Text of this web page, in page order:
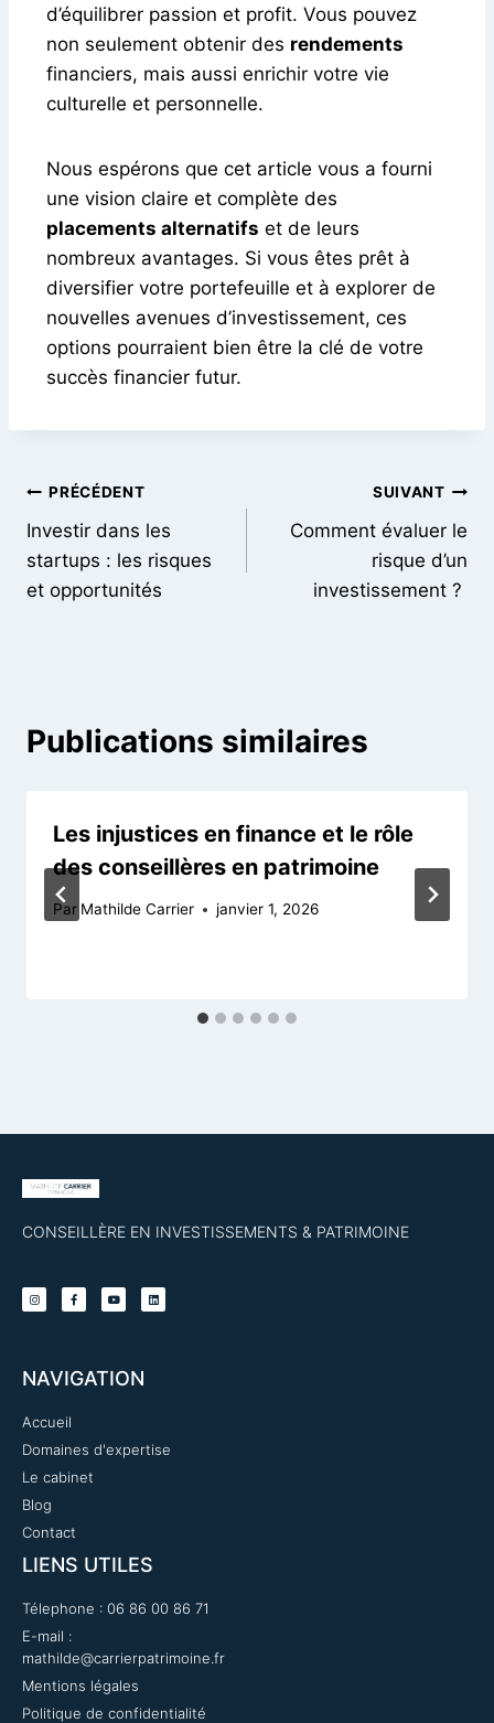
d’équilibrer passion et profit. Vous pouvez
non seulement obtenir des rendements
financiers, mais aussi enrichir votre vie
culturelle et personnelle.
Nous espérons que cet article vous a fourni
une vision claire et complète des
placements alternatifs et de leurs
nombreux avantages. Si vous êtes prêt à
diversifier votre portefeuille et à explorer de
nouvelles avenues d’investissement, ces
options pourraient bien être la clé de votre
succès financier futur.
PRÉCÉDENT
Investir dans les
startups : les risques
et opportunités
SUIVANT
Comment évaluer le
risque d’un
investissement ?
Publications similaires
Les injustices en finance et le rôle
des conseillères en patrimoine
Par Mathilde Carrier janvier 1, 2026
CONSEILLÈRE EN INVESTISSEMENTS & PATRIMOINE
NAVIGATION​
Accueil
Domaines d'expertise
Le cabinet
Blog
Contact
LIENS UTILES
Télephone : 06 86 00 86 71
E-mail :
mathilde@carrierpatrimoine.fr
Mentions légales
Politique de confidentialité